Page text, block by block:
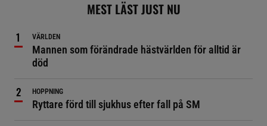
MEST LÄST JUST NU
VÄRLDEN
Mannen som förändrade hästvärlden för alltid är
död
HOPPNING
Ryttare förd till sjukhus efter fall på SM